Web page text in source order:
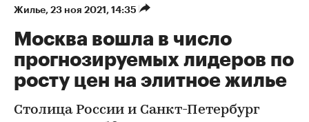
Жилье⁠, 23 ноя 2021, 14:35
Москва вошла в число
прогнозируемых лидеров по
росту цен на элитное жилье
Столица России и Санкт-Петербург